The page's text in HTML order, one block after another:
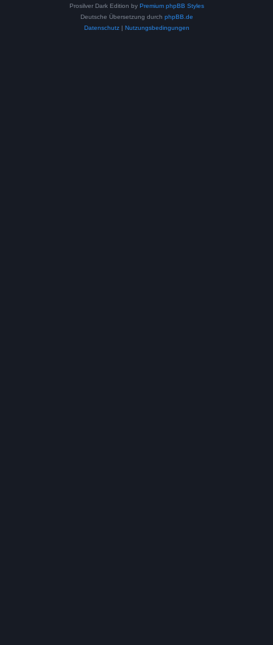
Prosilver Dark Edition by Premium phpBB Styles
Deutsche Übersetzung durch phpBB.de
Datenschutz| Nutzungsbedingungen